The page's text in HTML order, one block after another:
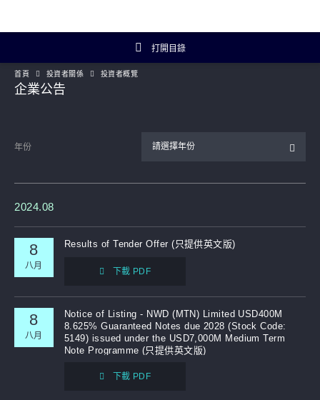
打開目錄
投資者關係主頁
財務數據
企業資料
Artisanal Connect
可持續發展
補發已報失股票的公告
首頁 投資者關係 投資者概覽
企業公告
年份 請選擇年份
2024.08
8
八月
Results of Tender Offer (只提供英文版)
下載 PDF
8
八月
Notice of Listing - NWD (MTN) Limited USD400M
8.625% Guaranteed Notes due 2028 (Stock Code:
5149) issued under the USD7,000M Medium Term
Note Programme (只提供英文版)
下載 PDF